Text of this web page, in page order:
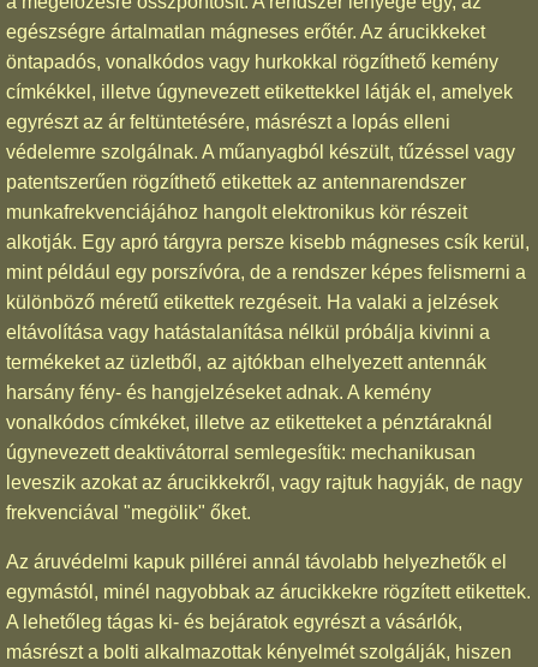
egészségre ártalmatlan mágneses erőtér. Az árucikkeket
öntapadós, vonalkódos vagy hurkokkal rögzíthető kemény
címkékkel, illetve úgynevezett etikettekkel látják el, amelyek
egyrészt az ár feltüntetésére, másrészt a lopás elleni
védelemre szolgálnak. A műanyagból készült, tűzéssel vagy
patentszerűen rögzíthető etikettek az antennarendszer
munkafrekvenciájához hangolt elektronikus kör részeit
alkotják. Egy apró tárgyra persze kisebb mágneses csík kerül,
mint például egy porszívóra, de a rendszer képes felismerni a
különböző méretű etikettek rezgéseit. Ha valaki a jelzések
eltávolítása vagy hatástalanítása nélkül próbálja kivinni a
termékeket az üzletből, az ajtókban elhelyezett antennák
harsány fény- és hangjelzéseket adnak. A kemény
vonalkódos címkéket, illetve az etiketteket a pénztáraknál
úgynevezett deaktivátorral semlegesítik: mechanikusan
leveszik azokat az árucikkekről, vagy rajtuk hagyják, de nagy
frekvenciával "megölik" őket.
Az áruvédelmi kapuk pillérei annál távolabb helyezhetők el
egymástól, minél nagyobbak az árucikkekre rögzített etikettek.
A lehetőleg tágas ki- és bejáratok egyrészt a vásárlók,
másrészt a bolti alkalmazottak kényelmét szolgálják, hiszen